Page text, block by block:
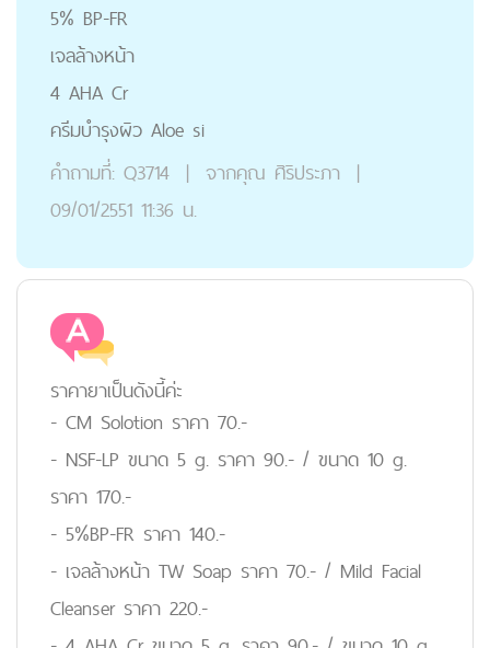
5% BP-FR
เจลล้างหน้า
4 AHA Cr
ครีมบำรุงผิว Aloe si
คำถามที่: Q3714 | จากคุณ ศิริประภา |
09/01/2551 11:36 น.
ราคายาเป็นดังนี้ค่ะ
- CM Solotion ราคา 70.-
- NSF-LP ขนาด 5 g. ราคา 90.- / ขนาด 10 g.
ราคา 170.-
- 5%BP-FR ราคา 140.-
- เจลล้างหน้า TW Soap ราคา 70.- / Mild Facial
Cleanser ราคา 220.-